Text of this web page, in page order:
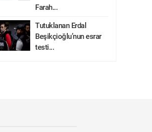
Farah...
Tutuklanan Erdal
Beşikçioğlu’nun esrar
testi...